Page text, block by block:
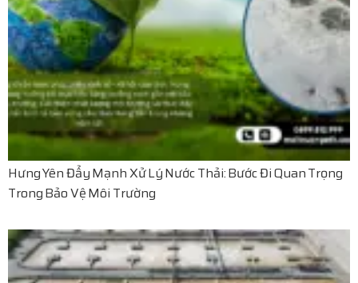
Hưng Yên Đẩy Mạnh Xử Lý Nước Thải: Bước Đi Quan Trọng
Trong Bảo Vệ Môi Trường